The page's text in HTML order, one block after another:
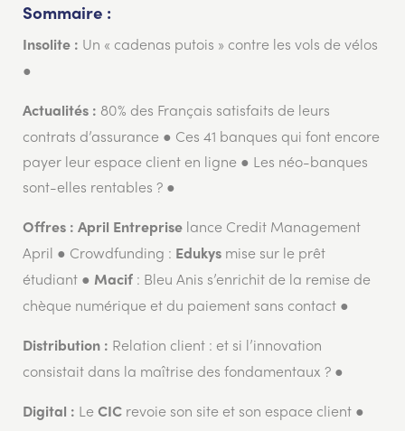
Sommaire :
Insolite : Un « cadenas putois » contre les vols de vélos
●
Actualités : 80% des Français satisfaits de leurs
contrats d’assurance ● Ces 41 banques qui font encore
payer leur espace client en ligne ● Les néo-banques
sont-elles rentables ? ●
Offres : April Entreprise lance Credit Management
April ● Crowdfunding : Edukys mise sur le prêt
étudiant ● Macif : Bleu Anis s’enrichit de la remise de
chèque numérique et du paiement sans contact ●
Distribution : Relation client : et si l’innovation
consistait dans la maîtrise des fondamentaux ? ●
Digital : Le CIC revoie son site et son espace client ●